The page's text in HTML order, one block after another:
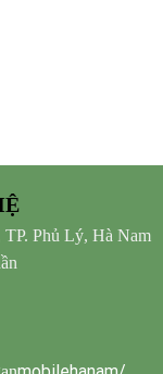
Phủ Lý, Hà Nam